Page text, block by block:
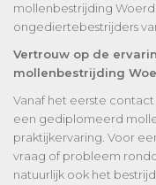
mollenbestrijding
ongediertebestrijders
Vertrouw op de
mollenbestrijding
Vanaf het eerste
een gediplomeerd
praktijkervaring. Voor
vraag of probleem
natuurlijk ook het